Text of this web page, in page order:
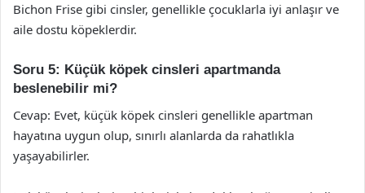
Bichon Frise gibi cinsler, genellikle çocuklarla iyi anlaşır ve
aile dostu köpeklerdir.
Soru 5: Küçük köpek cinsleri apartmanda
beslenebilir mi?
Cevap: Evet, küçük köpek cinsleri genellikle apartman
hayatına uygun olup, sınırlı alanlarda da rahatlıkla
yaşayabilirler.